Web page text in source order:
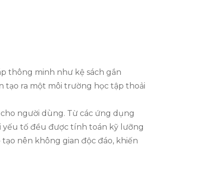
thông minh như kệ sách gắn
tạo ra một môi trường học tập thoải
người dùng. Từ các ứng dụng
yếu tố đều được tính toán kỹ lưỡng
nên không gian độc đáo, khiến